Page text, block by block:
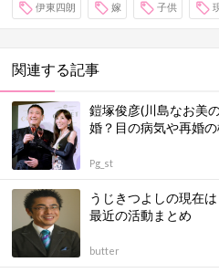
伊東四朗 嫁 子供
関連する記事
鎧塚俊彦(川島なお美
婚？目の病気や再婚
Pg_st
うじきつよしの現在
最近の活動まとめ
butter